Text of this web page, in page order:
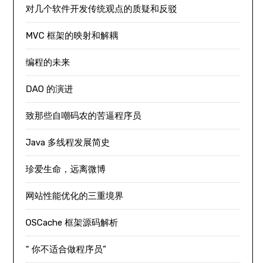
对几个软件开发传统观点的质疑和反驳
MVC 框架的映射和解耦
编程的未来
DAO 的演进
致那些自嘲码农的苦逼程序员
Java 多线程发展简史
珍爱生命，远离微博
网站性能优化的三重境界
OSCache 框架源码解析
“ 你不适合做程序员”